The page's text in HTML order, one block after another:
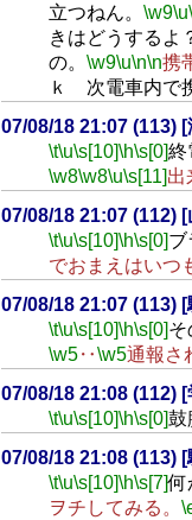
立つねん。 \w9\u
きはどうするよ
の。 \w9\u\n\n携
ｋ 次電車内で
07/08/18 21:07 (113) [
\t\u\s[10]\h\s[0]終
\w8\w8\u\s[11]出
07/08/18 21:07 (112) [
\t\u\s[10]\h\s[0]ブ
でおまえはいつ
07/08/18 21:07 (113) [
\t\u\s[10]\h\s[0]そ
\w5‥\w5通報さ
07/08/18 21:08 (112) [
\t\u\s[10]\h\s[0]鼓
07/08/18 21:08 (113) [
\t\u\s[10] \h\s[7]何
ヲチしてみる。